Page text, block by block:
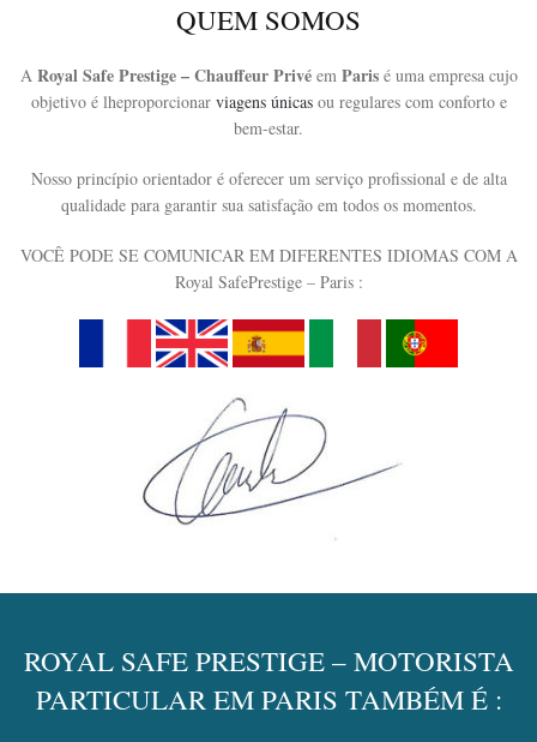
QUEM SOMOS
A RoyalSafe Prestige–ChauffeurPrivé emParisé umaempresa cujo
objetivo é lheproporcionar viagensúnicas ou regulares comconforto e
bem-estar.
Nosso princípioorientador é oferecer um serviço profissional e de alta
qualidadepara garantir sua satisfação emtodos os momentos.
VOCÊ PODE SE COMUNICAR EM DIFERENTES IDIOMAS COM A
Royal SafePrestige– Paris :
ROYAL SAFE PRESTIGE – MOTORISTA
PARTICULAR EM PARIS TAMBÉM É :